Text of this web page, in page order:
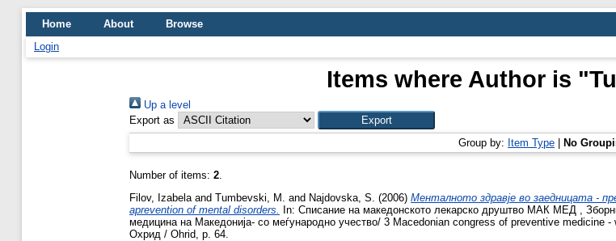
Home About
Browse
Login
Items where Author is "
Up a level
Export as
Group by: Item Type No
Number of items: 2.
Filov, Izabela and Tumbevski, M. and Najdovska, S. (2006) Менталното здравје во заедницата -
aprevention of mental disorders.
In: Списание на македонското лекарско друштво МАК МЕД ,
медицина на Македонија- со меѓународно учество/ 3 Macedonian congress of preventive medicine
Охрид / Ohrid, p. 64.